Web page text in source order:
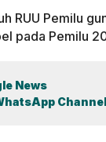
RUU Pemilu
pada Pemilu
News
Channel